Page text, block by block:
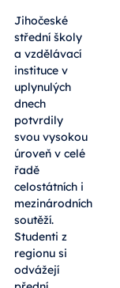
Jihočeské
střední školy
a vzdělávací
instituce v
uplynulých
dnech
potvrdily
svou vysokou
úroveň v celé
řadě
celostátních i
mezinárodních
soutěží.
Studenti z
regionu si
odvážejí